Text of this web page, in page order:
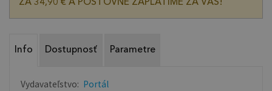
ZA 34,90 € A POŠTOVNÉ ZAPLATÍME ZA VÁS!
Info Dostupnosť Parametre
Vydavateľstvo: Portál